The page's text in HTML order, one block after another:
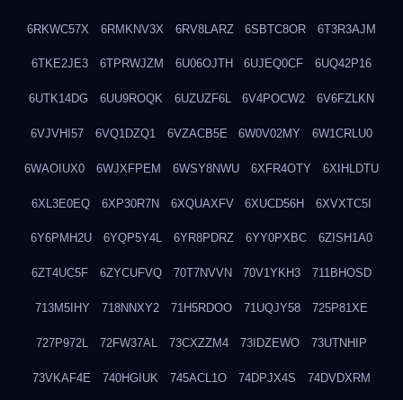
6RKWC57X 6RMKNV3X 6RV8LARZ 6SBTC8OR 6T3R3AJM
6TKE2JE3 6TPRWJZM 6U06OJTH 6UJEQ0CF 6UQ42P16
6UTK14DG 6UU9ROQK 6UZUZF6L 6V4POCW2 6V6FZLKN
6VJVHI57 6VQ1DZQ1 6VZACB5E 6W0V02MY 6W1CRLU0
6WAOIUX0 6WJXFPEM 6WSY8NWU 6XFR4OTY 6XIHLDTU
6XL3E0EQ 6XP30R7N 6XQUAXFV 6XUCD56H 6XVXTC5I
6Y6PMH2U 6YQP5Y4L 6YR8PDRZ 6YY0PXBC 6ZISH1A0
6ZT4UC5F 6ZYCUFVQ 70T7NVVN 70V1YKH3 711BHOSD
713M5IHY 718NNXY2 71H5RDOO 71UQJY58 725P81XE
727P972L 72FW37AL 73CXZZM4 73IDZEWO 73UTNHIP
73VKAF4E 740HGIUK 745ACL1O 74DPJX4S 74DVDXRM